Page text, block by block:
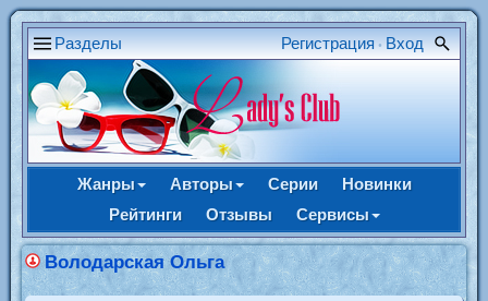
Разделы Регистрация • Вход
Жанры Авторы Серии
Новинки
Рейтинги
Отзывы Сервисы
Володарская Ольга